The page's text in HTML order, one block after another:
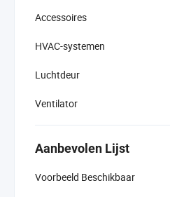
Accessoires
HVAC-systemen
Luchtdeur
Ventilator
Aanbevolen Lijst
Voorbeeld Beschikbaar